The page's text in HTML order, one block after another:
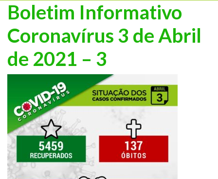
Boletim Informativo
Coronavírus 3 de Abril
de 2021 – 3